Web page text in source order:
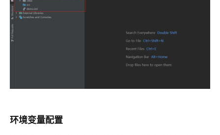
环境变量配置